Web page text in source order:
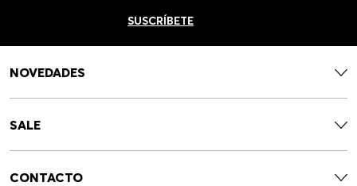
SUSCRÍBETE
NOVEDADES
SALE
CONTACTO